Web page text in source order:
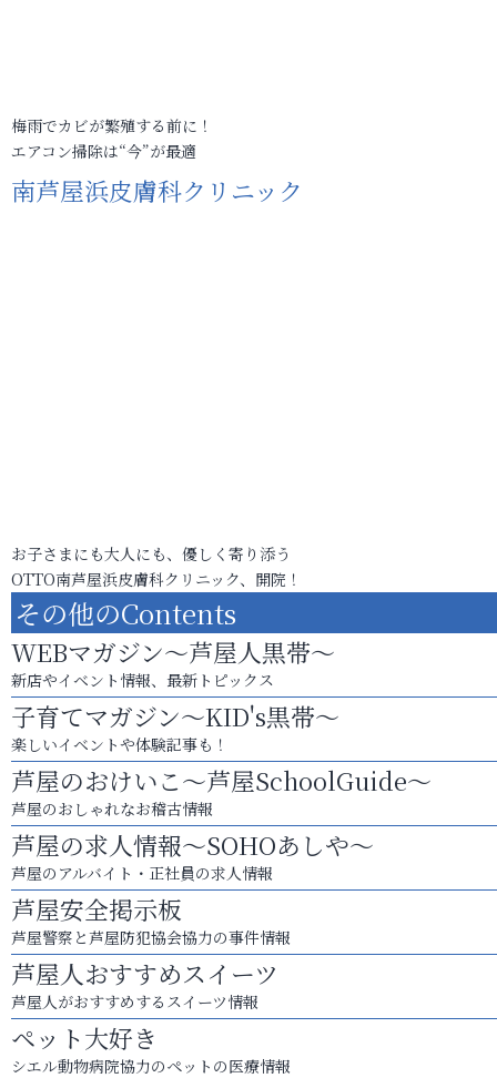
梅雨でカビが繁殖する前に！
エアコン掃除は“今”が最適
南芦屋浜皮膚科クリニック
お子さまにも大人にも、優しく寄り添う
OTTO南芦屋浜皮膚科クリニック、開院！
その他のContents
WEBマガジン～芦屋人黒帯～
新店やイベント情報、最新トピックス
子育てマガジン～KID's黒帯～
楽しいイベントや体験記事も！
芦屋のおけいこ～芦屋SchoolGuide～
芦屋のおしゃれなお稽古情報
芦屋の求人情報～SOHOあしや～
芦屋のアルバイト・正社員の求人情報
芦屋安全掲示板
芦屋警察と芦屋防犯協会協力の事件情報
芦屋人おすすめスイーツ
芦屋人がおすすめするスイーツ情報
ペット大好き
シエル動物病院協力のペットの医療情報